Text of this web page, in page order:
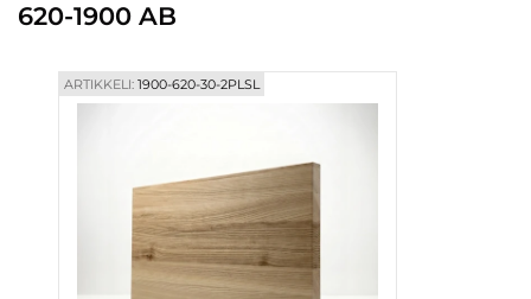
Yhteystiedot
620-1900 AB
ARTIKKELI:1900-620-30-2PLSL